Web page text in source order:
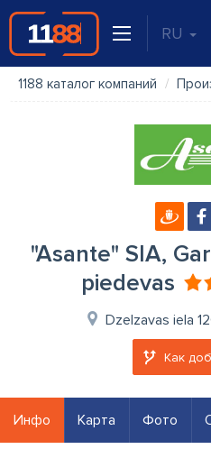
RU
1188 каталог компаний
"Asante" SIA,
piedevas
Dzelzavas iela
Как
Инфо Карта Фото